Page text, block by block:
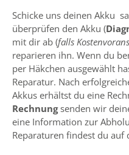
Schicke uns deinen Akku
überprüfen den Akku (
mit dir ab (falls
reparieren ihn. Wenn du
per Häkchen ausgewählt
Reparatur. Nach
Akkus erhältst du eine
Rechnungsenden wir
eine Information zur
Reparaturen findest du auf